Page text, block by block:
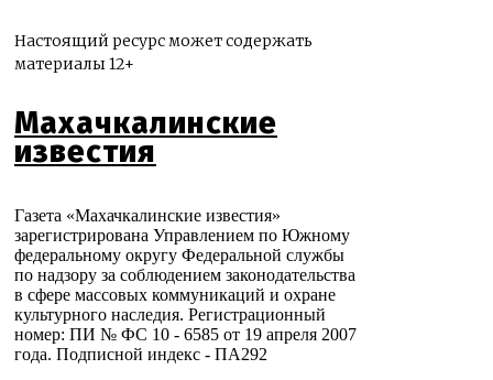
Настоящий ресурс может содержать
материалы 12+
Махачкалинские
известия
Газета «Махачкалинские известия»
зарегистрирована Управлением по Южному
федеральному округу Федеральной службы
по надзору за соблюдением законодательства
в сфере массовых коммуникаций и охране
культурного наследия. Регистрационный
номер: ПИ № ФС 10 - 6585 от 19 апреля 2007
года. Подписной индекс - ПА292